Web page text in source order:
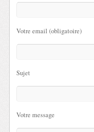
Votre email (obligatoire)
Sujet
Votre message